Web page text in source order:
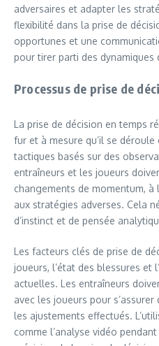
adversaires et adapter les
flexibilité dans la prise de
opportunes et une
pour tirer parti des dynamiques
Processus de prise de
La prise de décision en temps
fur et à mesure qu’il se
tactiques basés sur des
entraîneurs et les joueurs
changements de momentum,
aux stratégies adverses. Cela
d’instinct et de pensée
Les facteurs clés de prise de
joueurs, l’état des blessures et
actuelles. Les entraîneurs
avec les joueurs pour
les ajustements effectués.
comme l’analyse vidéo